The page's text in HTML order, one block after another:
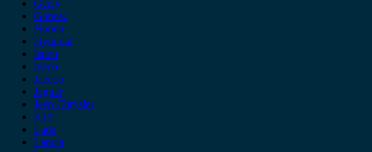
Geely
Gonow
Honda
Hyundai
Isuzu
iveco
Jaecoo
Jaguar
Jeep Chrysler
KIA
Lada
Lancia